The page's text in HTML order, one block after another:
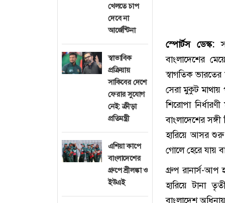
খেলতে চাপ
দেবে না
আর্জেন্টিনা
স্বাভাবিক
প্রক্রিয়ায়
সাকিবের দেশে
ফেরার সুযোগ
নেই: ক্রীড়া
প্রতিমন্ত্রী
এশিয়া কাপে
বাংলাদেশের
গ্রুপে শ্রীলঙ্কা ও
ইউএই
স্পোর্টস ডেস্ক:
বাংলাদেশের
স্বাগতিক
সেরা মুকুট
শিরোপা
বাংলাদেশের
হারিয়ে আসর শুরু
গোলে হেরে যায়
গ্রুপ রানার্স-আপ
হারিয়ে টানা